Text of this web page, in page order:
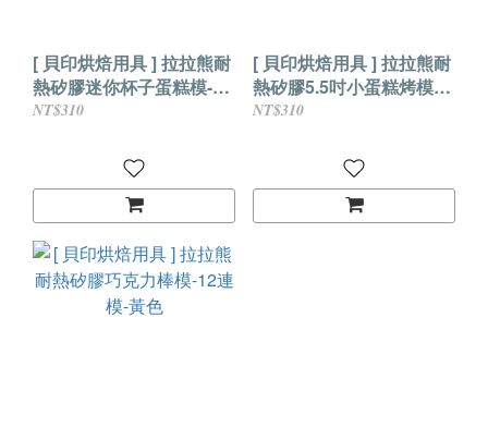
[ 貝印烘焙用具 ] 拉拉熊耐
熱矽膠迷你杯子蛋糕模-6
連模-黃色
NT$310
[ 貝印烘焙用具 ] 拉拉熊耐
熱矽膠5.5吋小蛋糕烤模-
黃色
NT$310